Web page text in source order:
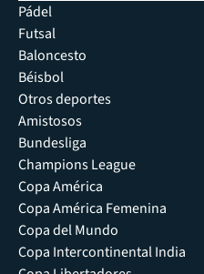
Pádel
Futsal
Baloncesto
Béisbol
Otros deportes
Amistosos
Bundesliga
Champions League
Copa América
Copa América Femenina
Copa del Mundo
Copa Intercontinental India